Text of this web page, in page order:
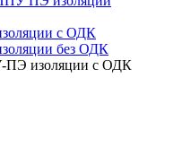
с ОДК
без ОДК
ПЭ изоляции с ОДК